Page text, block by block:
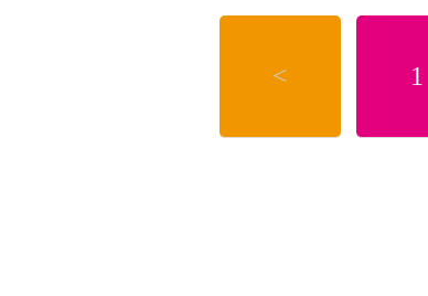
< 1